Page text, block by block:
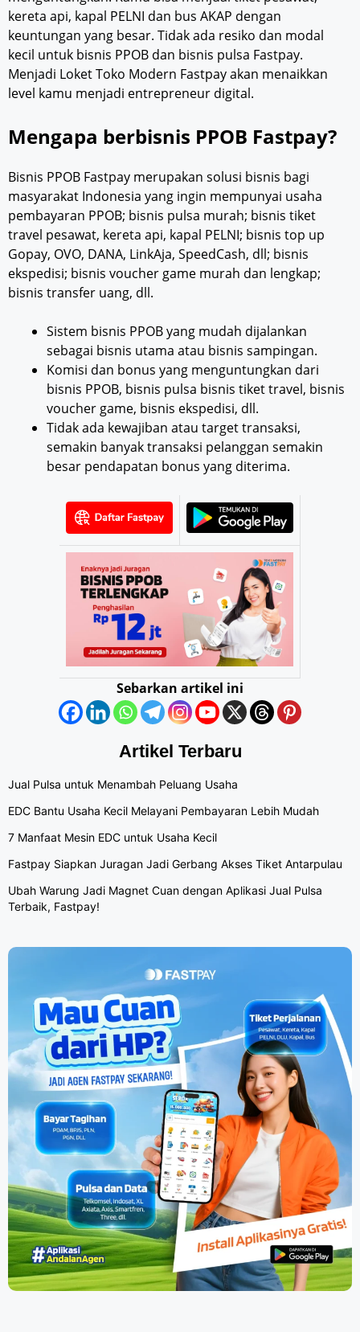
kereta api, kapal PELNI dan bus AKAP dengan
keuntungan yang besar. Tidak ada resiko dan modal
kecil untuk bisnis PPOB dan bisnis pulsa Fastpay.
Menjadi Loket Toko Modern Fastpay akan menaikkan
level kamu menjadi entrepreneur digital.
Mengapa berbisnis PPOB Fastpay?
Bisnis PPOB Fastpay merupakan solusi bisnis bagi
masyarakat Indonesia yang ingin mempunyai usaha
pembayaran PPOB; bisnis pulsa murah; bisnis tiket
travel pesawat, kereta api, kapal PELNI; bisnis top up
Gopay, OVO, DANA, LinkAja, SpeedCash, dll; bisnis
ekspedisi; bisnis voucher game murah dan lengkap;
bisnis transfer uang, dll.
Sistem bisnis PPOB yang mudah dijalankan
sebagai bisnis utama atau bisnis sampingan.
Komisi dan bonus yang menguntungkan dari
bisnis PPOB, bisnis pulsa bisnis tiket travel, bisnis
voucher game, bisnis ekspedisi, dll.
Tidak ada kewajiban atau target transaksi,
semakin banyak transaksi pelanggan semakin
besar pendapatan bonus yang diterima.
Sebarkan artikel ini
Artikel Terbaru
Jual Pulsa untuk Menambah Peluang Usaha
EDC Bantu Usaha Kecil Melayani Pembayaran Lebih Mudah
7 Manfaat Mesin EDC untuk Usaha Kecil
Fastpay Siapkan Juragan Jadi Gerbang Akses Tiket Antarpulau
Ubah Warung Jadi Magnet Cuan dengan Aplikasi Jual Pulsa
Terbaik, Fastpay!